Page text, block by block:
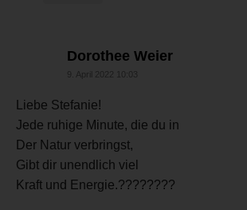
Dorothee Weiersagt:
9. April 2022 10:03
Liebe Stefanie!
Jede ruhige Minute, die du in
Der Natur verbringst,
Gibt dir unendlich viel
Kraft und Energie.????????